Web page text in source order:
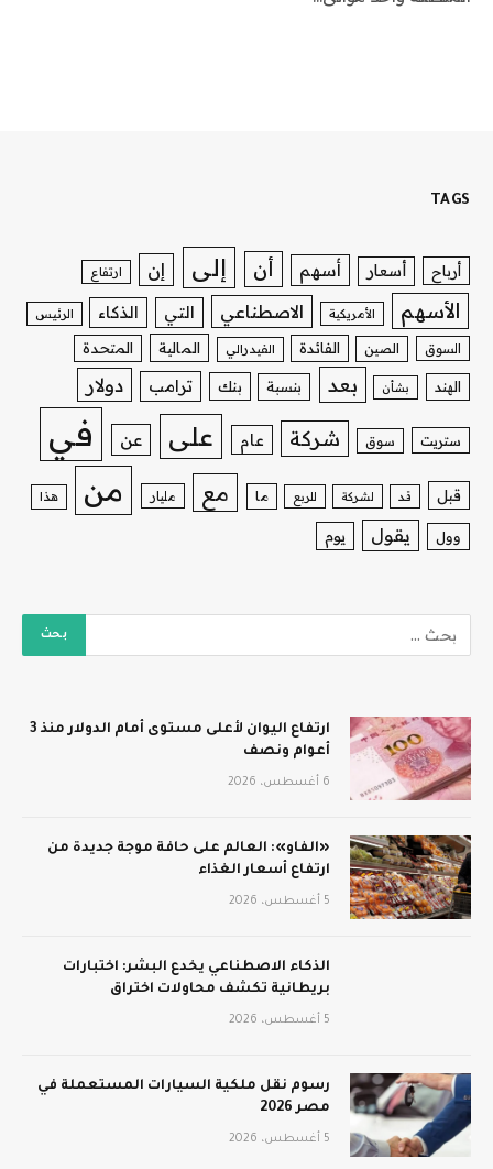
TAGS
أرباح أسعار أسهم أن إلى إن ارتفاع
الأسهم الأمريكية الاصطناعي التي الذكاء الرئيس
السوق الصين الفائدة الفيدرالي المالية المتحدة
الهند بشأن بعد بنسبة بنك ترامب دولار
ستريت سوق شركة عام على عن في
قبل قد لشركة للربع ما مع مليار من هذا
وول يقول يوم
ارتفاع اليوان لأعلى مستوى أمام الدولار منذ 3
أعوام ونصف
6 أغسطس، 2026
«الفاو»: العالم على حافة موجة جديدة من
ارتفاع أسعار الغذاء
5 أغسطس، 2026
الذكاء الاصطناعي يخدع البشر: اختبارات
بريطانية تكشف محاولات اختراق
5 أغسطس، 2026
رسوم نقل ملكية السيارات المستعملة في
مصر 2026
5 أغسطس، 2026